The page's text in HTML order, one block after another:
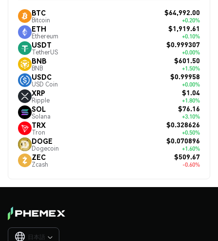
BTC
Bitcoin
$64,992.00
+0.20%
ETH
Ethereum
$1,919.61
+0.10%
USDT
TetherUS
$0.999307
+0.00%
BNB
BNB
$601.50
+1.50%
USDC
USD Coin
$0.99958
+0.00%
XRP
Ripple
$1.04
+1.80%
SOL
Solana
$76.16
+3.10%
TRX
Tron
$0.328626
+0.50%
DOGE
Dogecoin
$0.070896
+1.60%
ZEC
Zcash
$509.67
-0.60%
日本語 